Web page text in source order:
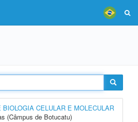
BIOLOGIA CELULAR E MOLECULAR
(Câmpus de Botucatu)